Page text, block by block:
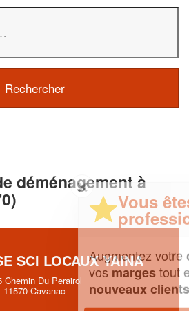
déménagement à
SCI LOCAUX YAINA
Chemin Du Perairol
11570 Cavanac
êtes un
professionnel ?
votrechiffre d'affaireset
tout en gagnant de
clients!